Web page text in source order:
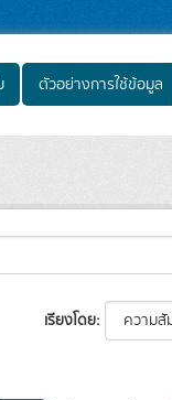
ตัวอย่างการใช้ข้อมูล
เรียงโดย